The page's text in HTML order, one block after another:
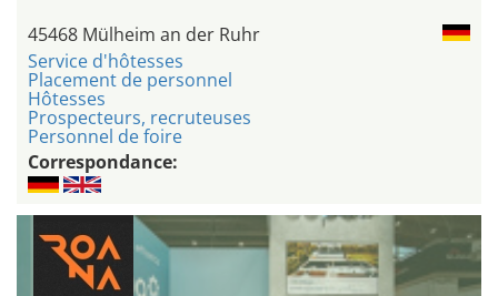
45468 Mülheim an der Ruhr
Service d'hôtesses
Placement de personnel
Hôtesses
Prospecteurs, recruteuses
Personnel de foire
Correspondance: